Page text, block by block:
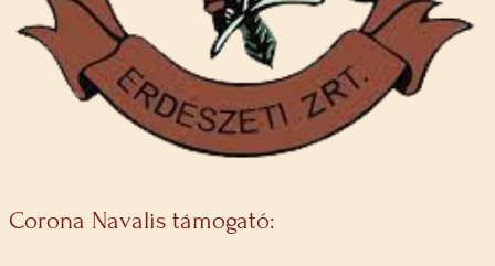
Corona Navalis támogató: